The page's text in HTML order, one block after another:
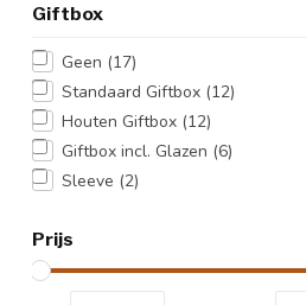
Giftbox
Geen (17)
Standaard Giftbox (12)
Houten Giftbox (12)
Giftbox incl. Glazen (6)
Sleeve (2)
Prijs